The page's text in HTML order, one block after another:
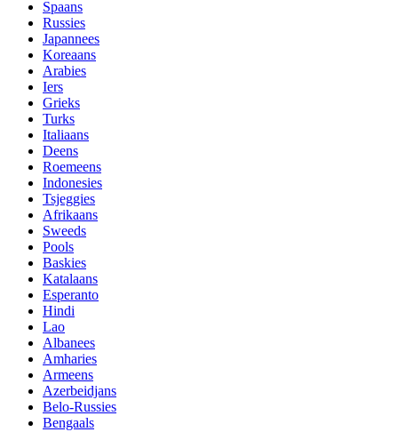
Spaans
Russies
Japannees
Koreaans
Arabies
Iers
Grieks
Turks
Italiaans
Deens
Roemeens
Indonesies
Tsjeggies
Afrikaans
Sweeds
Pools
Baskies
Katalaans
Esperanto
Hindi
Lao
Albanees
Amharies
Armeens
Azerbeidjans
Belo-Russies
Bengaals